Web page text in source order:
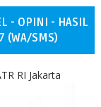
- OPINI - HASIL
(WA/SMS)
RI Jakarta